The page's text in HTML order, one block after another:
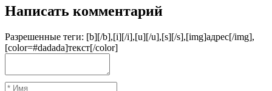
Написать комментарий
Разрешенные теги: [b][/b],[i][/i],[u][/u],[s][/s],[img]адрес[/img],
[color=#dadada]текст[/color]